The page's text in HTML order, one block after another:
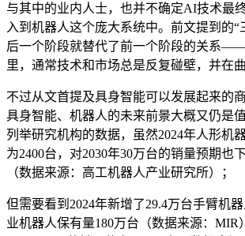
与其中的业内人士，也并不确定AI技术最
入到机器人这个庞大系统中。前文提到的“
后一个阶段就替代了前一个阶段的关系
里，通常技术和市场总是反复碰壁，并在
不过从文首提及具身智能可以发展起来的
具身智能、机器人的未来前景大概又仍是
列举研究机构的数据，虽然2024年人形机
为2400台，对2030年30万台的销量预期也
（数据来源：高工机器人产业研究所）；
但需要看到2024年新增了29.4万台手臂机
业机器人保有量180万台（数据来源：MIR